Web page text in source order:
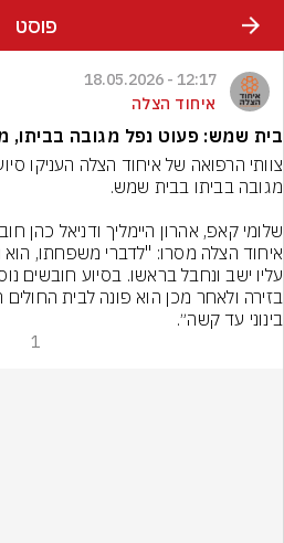
פוסט
12:17 - 18.05.2026
איחוד הצלה
בית שמש: פעוט נפל מגובה בביתו,
בינוני עד קשה״.
1